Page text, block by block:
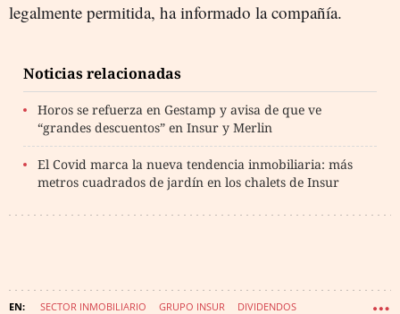
legalmente permitida, ha informado la compañía.
Noticias relacionadas
Horos se refuerza en Gestamp y avisa de que ve
“grandes descuentos” en Insur y Merlin
El Covid marca la nueva tendencia inmobiliaria: más
metros cuadrados de jardín en los chalets de Insur
SECTOR INMOBILIARIO GRUPO INSUR DIVIDENDOS